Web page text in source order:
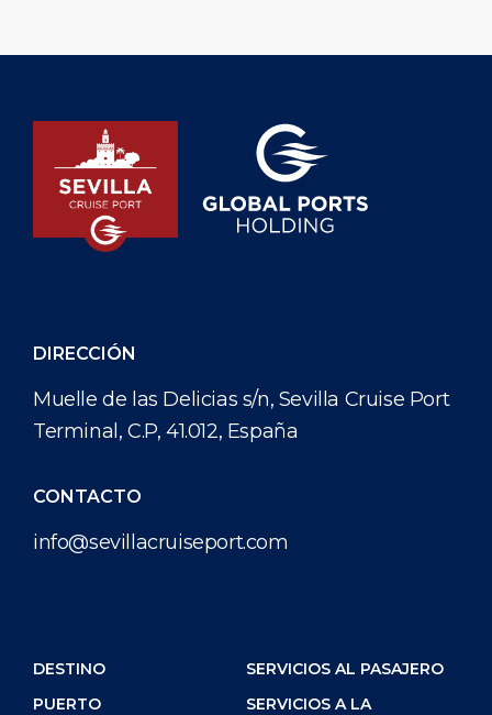
DIRECCIÓN
Muelle de las Delicias s/n, Sevilla Cruise Port
Terminal, C.P, 41.012, España
CONTACTO
info@sevillacruiseport.com
DESTINO
PUERTO
SERVICIOS AL PASAJERO
SERVICIOS A LA